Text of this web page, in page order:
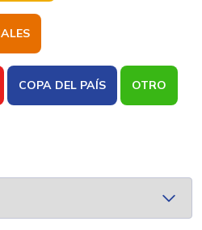
COPA DEL PAÍS OTRO